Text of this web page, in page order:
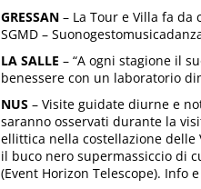
GRESSAN – La Tour e Villa fa
SGMD –
LA SALLE – “A ogni stagione il
benessere con un laboratorio
NUS – Visite guidate diurne e
saranno osservati durante la
ellittica nella costellazione delle
il buco nero supermassiccio di
(Event Horizon Telescope). Info